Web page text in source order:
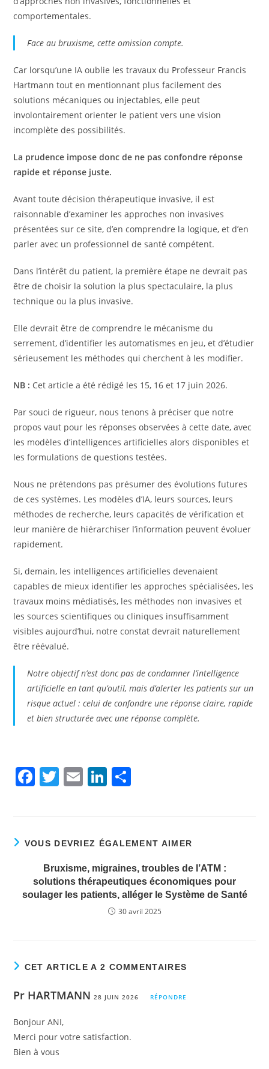
comportementales.
Face au bruxisme, cette omission compte.
Car lorsqu’une IA oublie les travaux du Professeur Francis
Hartmann tout en mentionnant plus facilement des
solutions mécaniques ou injectables, elle peut
involontairement orienter le patient vers une vision
incomplète des possibilités.
La prudence impose donc de ne pas confondre réponse
rapide et réponse juste.
Avant toute décision thérapeutique invasive, il est
raisonnable d’examiner les approches non invasives
présentées sur ce site, d’en comprendre la logique, et d’en
parler avec un professionnel de santé compétent.
Dans l’intérêt du patient, la première étape ne devrait pas
être de choisir la solution la plus spectaculaire, la plus
technique ou la plus invasive.
Elle devrait être de comprendre le mécanisme du
serrement, d’identifier les automatismes en jeu, et d’étudier
sérieusement les méthodes qui cherchent à les modifier.
NB : Cet article a été rédigé les 15, 16 et 17 juin 2026.
Par souci de rigueur, nous tenons à préciser que notre
propos vaut pour les réponses observées à cette date, avec
les modèles d’intelligences artificielles alors disponibles et
les formulations de questions testées.
Nous ne prétendons pas présumer des évolutions futures
de ces systèmes. Les modèles d’IA, leurs sources, leurs
méthodes de recherche, leurs capacités de vérification et
leur manière de hiérarchiser l’information peuvent évoluer
rapidement.
Si, demain, les intelligences artificielles devenaient
capables de mieux identifier les approches spécialisées, les
travaux moins médiatisés, les méthodes non invasives et
les sources scientifiques ou cliniques insuffisamment
visibles aujourd’hui, notre constat devrait naturellement
être réévalué.
Notre objectif n’est donc pas de condamner l’intelligence
artificielle en tant qu’outil, mais d’alerter les patients sur un
risque actuel : celui de confondre une réponse claire, rapide
et bien structurée avec une réponse complète.
F
e
b
o
o
T
er
E
l
Li
e
dI
n
g
er
VOUS DEVRIEZ ÉGALEMENT AIMER
Bruxisme, migraines, troubles de l’ATM :
solutions thérapeutiques économiques pour
soulager les patients, alléger le Système de Santé
30 avril 2025
CET ARTICLE A 2 COMMENTAIRES
Pr HARTMANN 28 JUIN 2026 RÉPONDRE
Bonjour ANI,
Merci pour votre satisfaction.
Bien à vous